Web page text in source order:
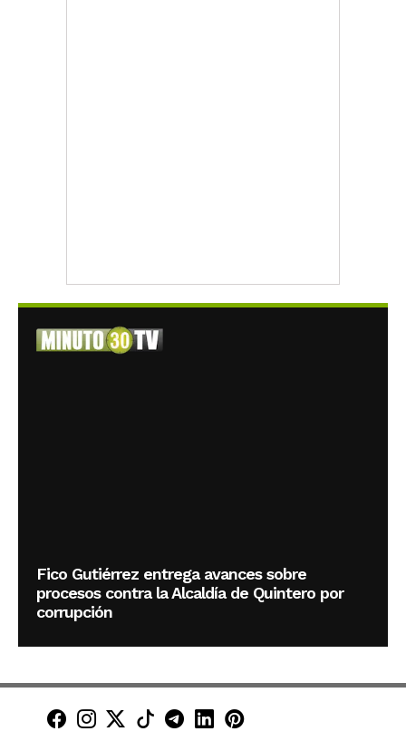
Fico Gutiérrez entrega avances sobre
procesos contra la Alcaldía de Quintero por
corrupción
Minuto30 en Facebook
Minuto30 en Instagram
Minuto30 en X (Twitter)
Minuto30 en TikTok
Canal de Minuto30 en
Minuto30 en LinkedIn
Minuto30 en